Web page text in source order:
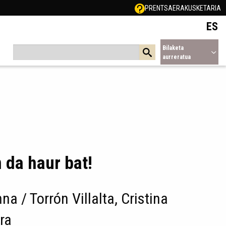
PRENTSAERAKUSKETARIA
ES
Bilaketa
aurreratua
da haur bat!
/ Torrón Villalta, Cristina